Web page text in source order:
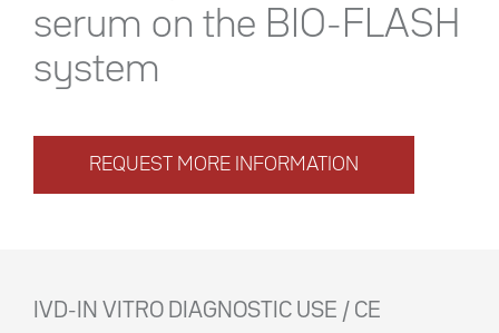
serum on the BIO-FLASH
system
REQUEST MORE INFORMATION
IVD-IN VITRO DIAGNOSTIC USE / CE